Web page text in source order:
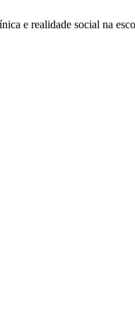
e realidade social na